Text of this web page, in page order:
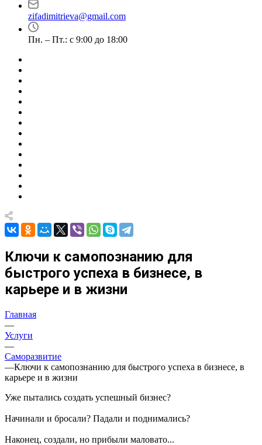
zifadimitrieva@gmail.com
Пн. – Пт.: с 9:00 до 18:00
Ключи к самопознанию для
быстрого успеха в бизнесе, в
карьере и в жизни
Главная
—
Услуги
—
Саморазвитие
—Ключи к самопознанию для быстрого успеха в бизнесе, в
карьере и в жизни
Уже пытались создать успешный бизнес?
Начинали и бросали? Падали и поднимались?
Наконец, создали, но прибыли маловато...